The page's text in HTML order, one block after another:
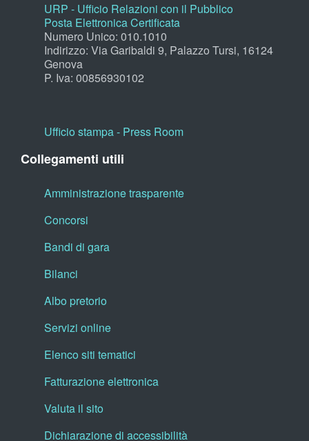
URP - Ufficio Relazioni con il Pubblico
Posta Elettronica Certificata
Numero Unico: 010.1010
Indirizzo: Via Garibaldi 9, Palazzo Tursi, 16124
Genova
P. Iva: 00856930102
Ufficio stampa - Press Room
Collegamenti utili
Amministrazione trasparente
Concorsi
Bandi di gara
Bilanci
Albo pretorio
Servizi online
Elenco siti tematici
Fatturazione elettronica
Valuta il sito
Dichiarazione di accessibilità